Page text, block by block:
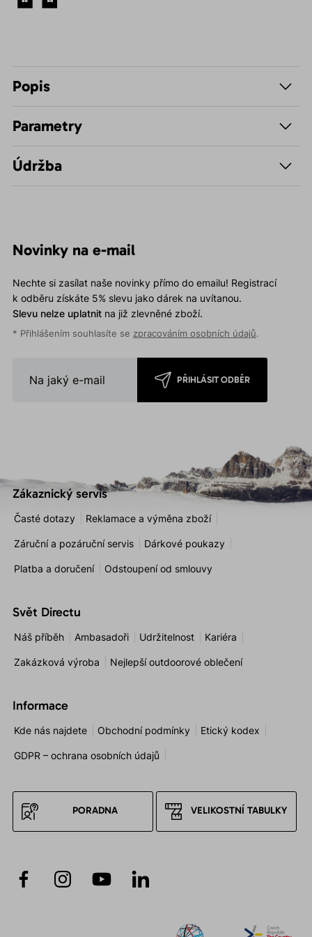
Popis
Parametry
Údržba
Novinky na e-mail
Nechte si zasílat naše novinky přímo do emailu! Registrací
k odběru získáte 5% slevu jako dárek na uvítanou.
Slevu nelze uplatnitna již zlevněné zboží.
* Přihlášením souhlasíte se zpracováním osobních údajů.
PŘIHLÁSIT ODBĚR
Zákaznický servis
Časté dotazy Reklamace a výměna zboží
Záruční a pozáruční servis Dárkové poukazy
Platba a doručení Odstoupení od smlouvy
Svět Directu
Náš příběh Ambasadoři Udržitelnost Kariéra
Zakázková výroba Nejlepší outdoorové oblečení
Informace
Kde nás najdete Obchodní podmínky Etický kodex
GDPR – ochrana osobních údajů
PORADNA VELIKOSTNÍ TABULKY